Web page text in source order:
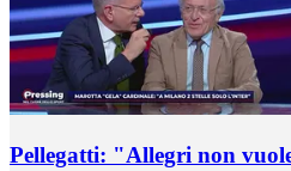
Pellegatti: "Allegri non